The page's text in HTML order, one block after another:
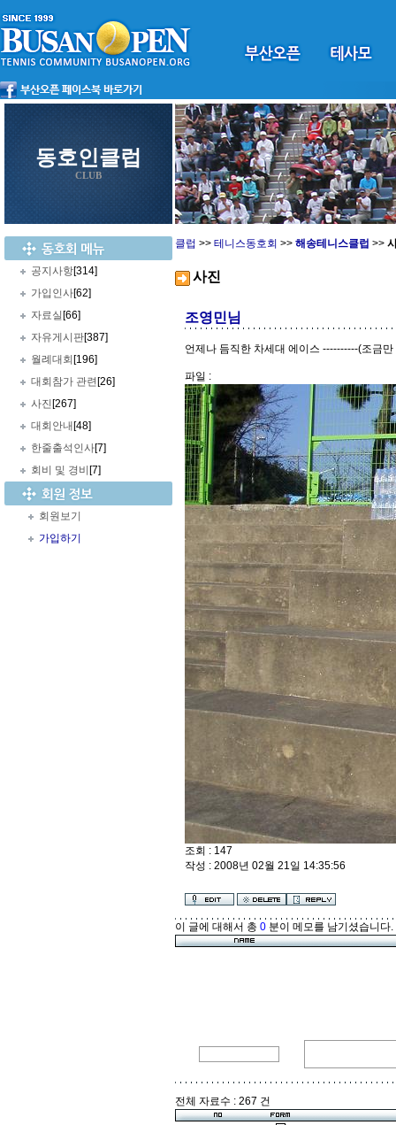
동호인클럽
CLUB
공지사항[314]
가입인사[62]
자료실 [66]
자유게시판[387]
월례대회 [196]
대회참가 관련 [26]
사진 [267]
대회안내 [48]
한줄출석인사[7]
회비 및 경비 [7]
회원보기
가입하기
클럽 >> 테니스동호회 >> 해송테니스클럽 >>
사진
조영민님
언제나 듬직한 차세대 에이스 ----------(조금
파일 :
조회 : 147
작성 : 2008년 02월 21일 14:35:56
이 글에 대해서 총 0 분이 메모를 남기셨습니다.
전체 자료수 : 267 건